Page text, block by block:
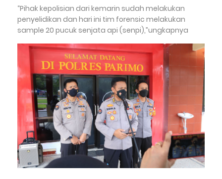
“Pihak kepolisian dari kemarin sudah melakukan
penyelidikan dan hari ini tim forensic melakukan
sample 20 pucuk senjata api (senpi),”ungkapnya